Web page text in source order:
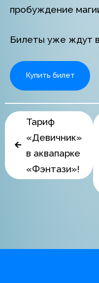
пробуждение
Билеты уже ждут
Купить билет
Тариф
«Девичник»
в аквапарке
«Фэнтази»!